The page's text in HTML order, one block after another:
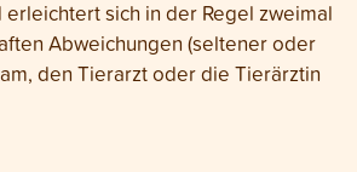
erleichtert sich in der Regel zweimal
Abweichungen (seltener oder
den Tierarzt oder die Tierärztin